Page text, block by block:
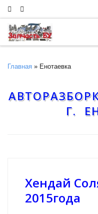
Skip to content
Главная » Енотаевка
Г.
Хендай
2015года